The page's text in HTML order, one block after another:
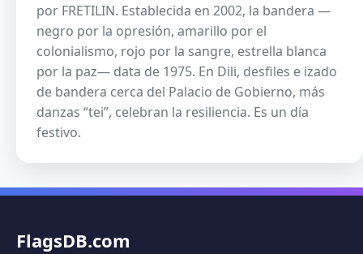
por FRETILIN. Establecida en 2002, la bandera —
negro por la opresión, amarillo por el
colonialismo, rojo por la sangre, estrella blanca
por la paz— data de 1975. En Dili, desfiles e izado
de bandera cerca del Palacio de Gobierno, más
danzas “tei”, celebran la resiliencia. Es un día
festivo.
FlagsDB.com